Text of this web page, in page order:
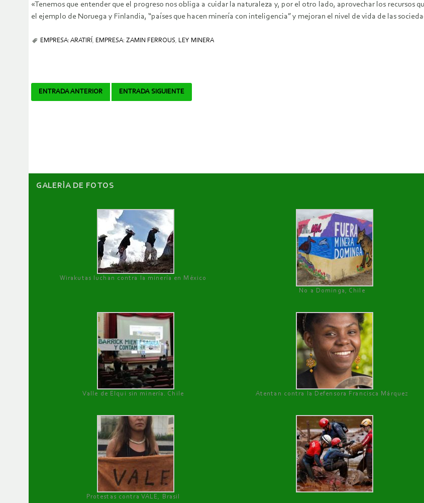
«Tenemos que entender que el progreso nos obliga a cuidar la naturaleza y, por el otro lado, aprovechar los recursos
el ejemplo de Noruega y Finlandia, “países que hacen minería con inteligencia” y mejoran el nivel de vida de las
EMPRESA: ARATIRÍ , EMPRESA: ZAMIN FERROUS, LEY MINERA
Navegador
ENTRADA ANTERIOR ENTRADA SIGUIENTE
GALERÌA DE FOTOS
Wirakutas luchan contra la minería en México
No a Dominga, Chile
Valle de Elqui sin minería. Chile Atentan contra la Defensora Francisca Márquez
Protestas contra VALE, Brasil